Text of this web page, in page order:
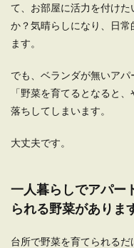
て、お部屋に活力を付け
か？気晴らしになり、日
ます。
でも、ベランダが無いアパ
「野菜を育てるとなると
落ちしてしまいます。
大丈夫です。
一人暮らしでアパー
られる野菜がありま
台所で野菜を育てられる